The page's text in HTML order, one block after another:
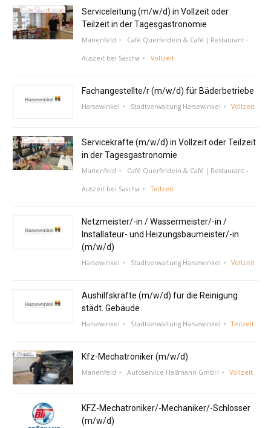
Serviceleitung (m/w/d) in Vollzeit oder
Teilzeit in der Tagesgastronomie
Marienfeld Café Querfeldein & Café | Restaurant -
Auszeit bei Sascha Vollzeit
Fachangestellte/r (m/w/d) für Bäderbetriebe
Harsewinkel Stadtverwaltung Harsewinkel Vollzeit
Servicekräfte (m/w/d) in Vollzeit oder Teilzeit
in der Tagesgastronomie
Marienfeld Café Querfeldein & Café | Restaurant -
Auszeit bei Sascha Teilzeit
Netzmeister/-in / Wassermeister/-in /
Installateur- und Heizungsbaumeister/-in
(m/w/d)
Harsewinkel Stadtverwaltung Harsewinkel Vollzeit
Aushilfskräfte (m/w/d) für die Reinigung
städt. Gebäude
Harsewinkel Stadtverwaltung Harsewinkel Teilzeit
Kfz-Mechatroniker (m/w/d)
Marienfeld Autoservice Haßmann GmbH Vollzeit
KFZ-Mechatroniker/-Mechaniker/-Schlosser
(m/w/d)